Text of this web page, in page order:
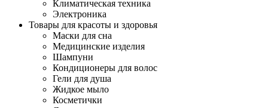
Климатическая техника
Электроника
Товары для красоты и здоровья
Маски для сна
Медицинские изделия
Шампуни
Кондиционеры для волос
Гели для душа
Жидкое мыло
Косметички